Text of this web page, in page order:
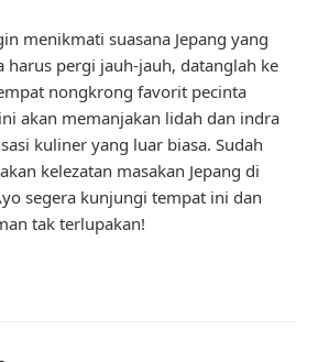
menikmati suasana Jepang yang
harus pergi jauh-jauh, datanglah ke
nongkrong favorit pecinta
akan memanjakan lidah dan indra
kuliner yang luar biasa. Sudah
kelezatan masakan Jepang di
segera kunjungi tempat ini dan
tak terlupakan!